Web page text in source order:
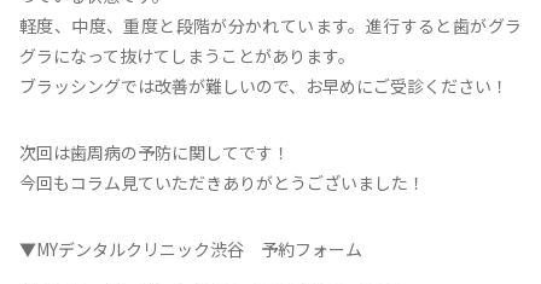
軽度、中度、重度と段階が分かれています。進行すると歯がグラ
グラになって抜けてしまうことがあります。
ブラッシングでは改善が難しいので、お早めにご受診ください！
次回は歯周病の予防に関してです！
今回もコラム見ていただきありがとうございました！
▼MYデンタルクリニック渋谷 予約フォーム